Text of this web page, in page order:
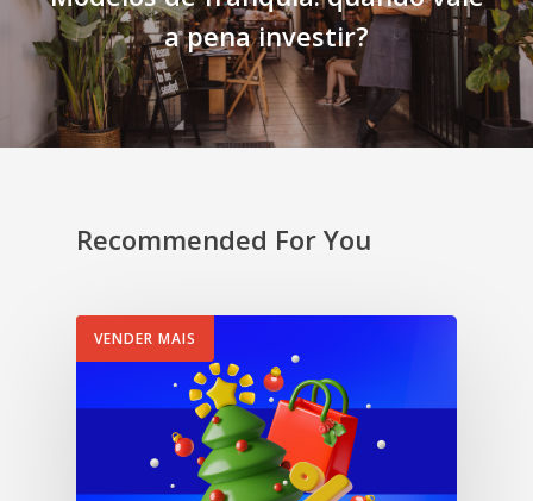
a pena investir?
Recommended For You
VENDER MAIS